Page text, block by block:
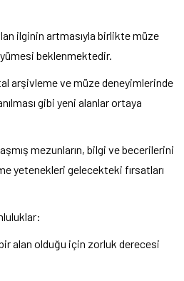
ilginin artmasıyla birlikte müze
beklenmektedir.
arşivleme ve müze deneyimlerinde
gibi yeni alanlar ortaya
mezunların, bilgi ve becerilerini
yetenekleri gelecekteki fırsatları
alan olduğu için zorluk derecesi